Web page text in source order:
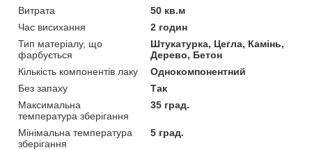
Витрата
50 кв.м
Час висихання
2 годин
Тип матеріалу, що
фарбується
Штукатурка, Цегла, Камінь,
Дерево, Бетон
Кількість компонентів лаку
Однокомпонентний
Без запаху
Так
Максимальна
температура зберігання
35 град.
Мінімальна температура
зберігання
5 град.